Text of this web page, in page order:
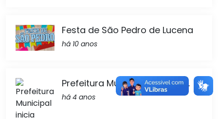
Festa de São Pedro de Lucena
há 10 anos
Prefeitura Municipal inicia va...
há 4 anos